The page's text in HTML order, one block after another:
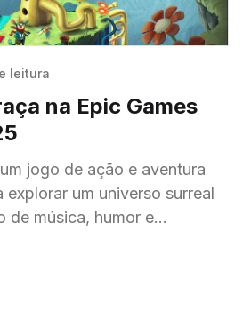
leitura
na Epic Games
um universo surreal
de música, humor e